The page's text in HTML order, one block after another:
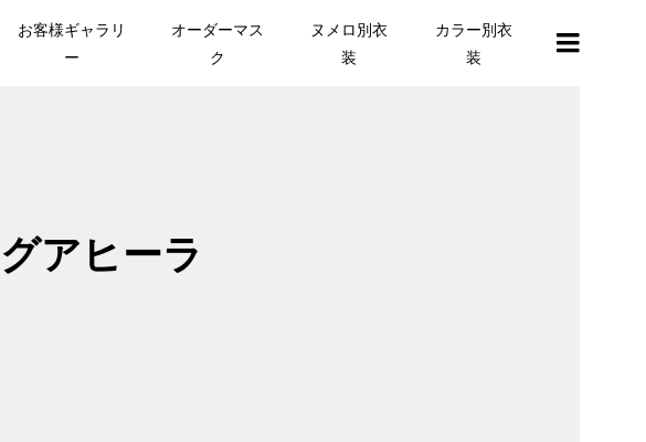
お客様ギャラリ
ー
オーダーマス
ク
ヌメロ別衣
装
カラー別衣
装
アヒーラ